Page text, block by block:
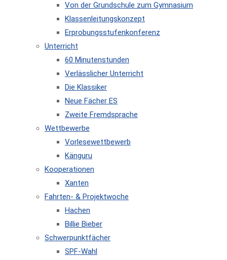
Von der Grundschule zum Gymnasium
Klassenleitungskonzept
Erprobungsstufenkonferenz
Unterricht
60 Minutenstunden
Verlässlicher Unterricht
Die Klassiker
Neue Fächer ES
Zweite Fremdsprache
Wettbewerbe
Vorlesewettbewerb
Känguru
Kooperationen
Xanten
Fahrten- & Projektwoche
Hachen
Billie Bieber
Schwerpunktfächer
SPF-Wahl